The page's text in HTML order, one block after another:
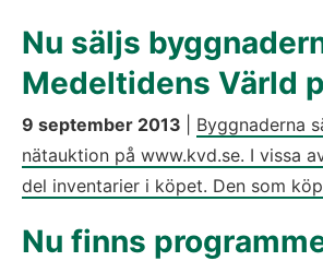
Nu säljs
Medeltidens Värld
9 september 2013
Byggnaderna
nätauktion på www.kvd.se. I vissa
del inventarier i köpet. Den som
Nu finns